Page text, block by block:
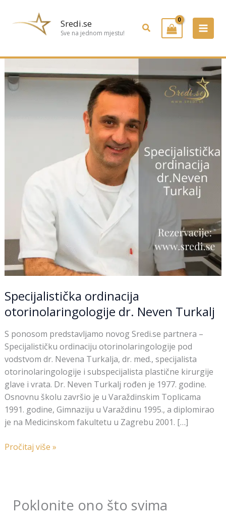
Sredi.se
Sve na jednom mjestu! Pretraživanje
Specijalistička ordinacija
otorinolaringologije dr. Neven Turkalj
S ponosom predstavljamo novog Sredi.se partnera –
Specijalističku ordinaciju otorinolaringologije pod
vodstvom dr. Nevena Turkalja, dr. med., specijalista
otorinolaringologije i subspecijalista plastične kirurgije
glave i vrata. Dr. Neven Turkalj rođen je 1977. godine.
Osnovnu školu završio je u Varaždinskim Toplicama
1991. godine, Gimnaziju u Varaždinu 1995., a diplomirao
je na Medicinskom fakultetu u Zagrebu 2001. […]
ordinacija
otorinolaringologije
Pročitaj više »
Poklonite ono što svima